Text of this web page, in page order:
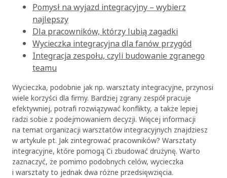
Pomysł na wyjazd integracyjny – wybierz
najlepszy
Dla pracowników, którzy lubią zagadki
Wycieczka integracyjna dla fanów przygód
Integracja zespołu, czyli budowanie zgranego
teamu
Wycieczka, podobnie jak np. warsztaty integracyjne, przynosi
wiele korzyści dla firmy. Bardziej zgrany zespół pracuje
efektywniej, potrafi rozwiązywać konflikty, a także lepiej
radzi sobie z podejmowaniem decyzji. Więcej informacji
na temat organizacji warsztatów integracyjnych znajdziesz
w artykule pt. Jak zintegrować pracowników? Warsztaty
integracyjne, które pomogą Ci zbudować drużynę. Warto
zaznaczyć, że pomimo podobnych celów, wycieczka
i warsztaty to jednak dwa różne przedsięwzięcia.